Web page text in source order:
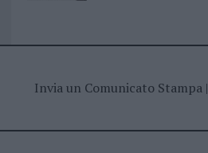
Invia un Comunicato Stampa|